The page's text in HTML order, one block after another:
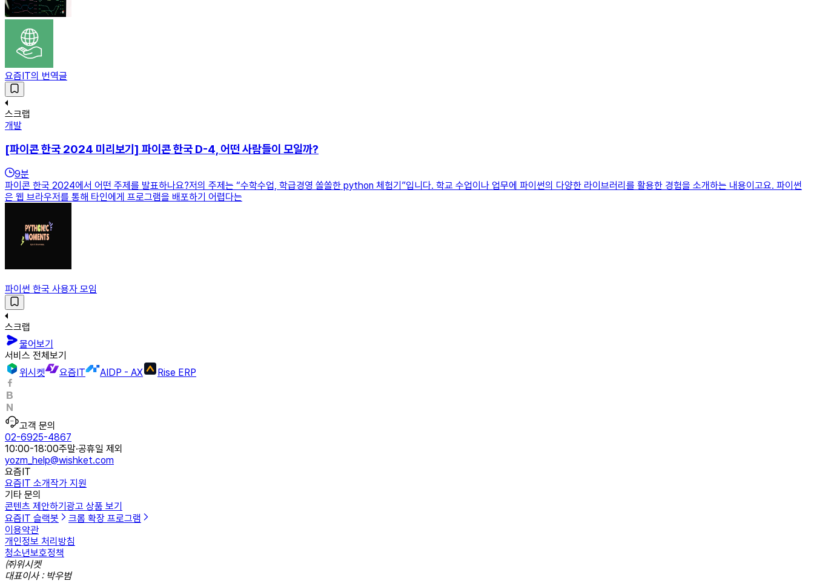
요즘IT의 번역글
스크랩
개발
[파이콘 한국 2024 미리보기] 파이콘 한국 D-4, 어떤 사람들이 모일까?
9분
파이콘 한국 2024에서 어떤 주제를 발표하나요?저의 주제는 “수학수업, 학급경영 쏠쏠한 python 체험기”입니다. 학교 수업이나 업무에 파이썬의 다양한 라이브러리를 활용한 경험을 소개하는 내용이고요. 파이썬
은 웹 브라우저를 통해 타인에게 프로그램을 배포하기 어렵다는
파이썬 한국 사용자 모임
스크랩
물어보기
서비스 전체보기
위시켓
요즘IT AIDP - AX Rise ERP
고객 문의
02-6925-4867
10:00-18:00주말·공휴일 제외
yozm_help@wishket.com
요즘IT
요즘IT 소개작가 지원
기타 문의
콘텐츠 제안하기 광고 상품 보기
요즘IT 슬랙봇
크롬 확장 프로그램
이용약관
개인정보 처리방침
청소년보호정책
㈜위시켓
대표이사 : 박우범